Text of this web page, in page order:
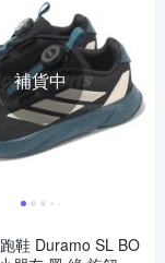
補貨中
鞋 Duramo SL BO